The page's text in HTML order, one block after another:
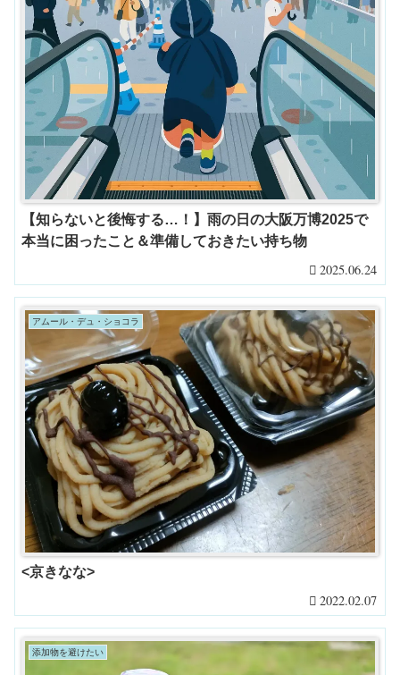
【知らないと後悔する…！】雨の日の大阪万博2025で
本当に困ったこと＆準備しておきたい持ち物
2025.06.24
アムール・デュ・ショコラ
<京きなな>
2022.02.07
添加物を避けたい